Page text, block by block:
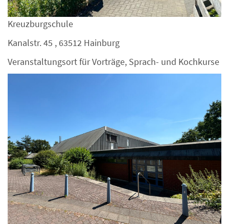
Kreuzburgschule
Kanalstr. 45 , 63512 Hainburg
Veranstaltungsort für Vorträge, Sprach- und Kochkurse